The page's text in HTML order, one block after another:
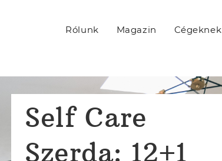
Rólunk Magazin Cégeknek
Self Care
Szerda: 12+1